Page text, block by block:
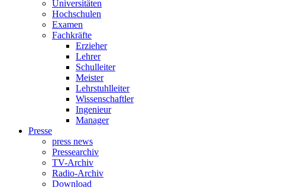
Universitäten
Hochschulen
Examen
Fachkräfte
Erzieher
Lehrer
Schulleiter
Meister
Lehrstuhlleiter
Wissenschaftler
Ingenieur
Manager
Presse
press news
Pressearchiv
TV-Archiv
Radio-Archiv
Download